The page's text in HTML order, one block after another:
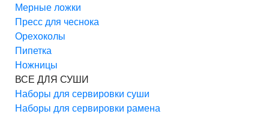
Мерные ложки
Пресс для чеснока
Орехоколы
Пипетка
Ножницы
ВСЕ ДЛЯ СУШИ
Наборы для сервировки суши
Наборы для сервировки рамена